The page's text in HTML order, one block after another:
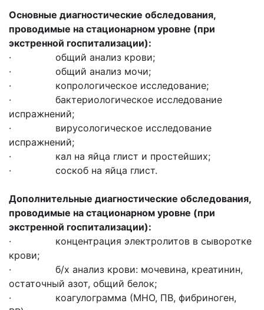
Основные диагностические обследования,
проводимые на стационарном уровне (при
экстренной госпитализации):
· общий анализ крови;
· общий анализ мочи;
· копрологическое исследование;
· бактериологическое исследование
испражнений;
· вирусологическое исследование
испражнений;
· кал на яйца глист и простейших;
· соскоб на яйца глист.
Дополнительные диагностические обследования,
проводимые на стационарном уровне (при
экстренной госпитализации):
· концентрация электролитов в сыворотке
крови;
· б/х анализ крови: мочевина, креатинин,
остаточный азот, общий белок;
· коагулограмма (МНО, ПВ, фибриноген,